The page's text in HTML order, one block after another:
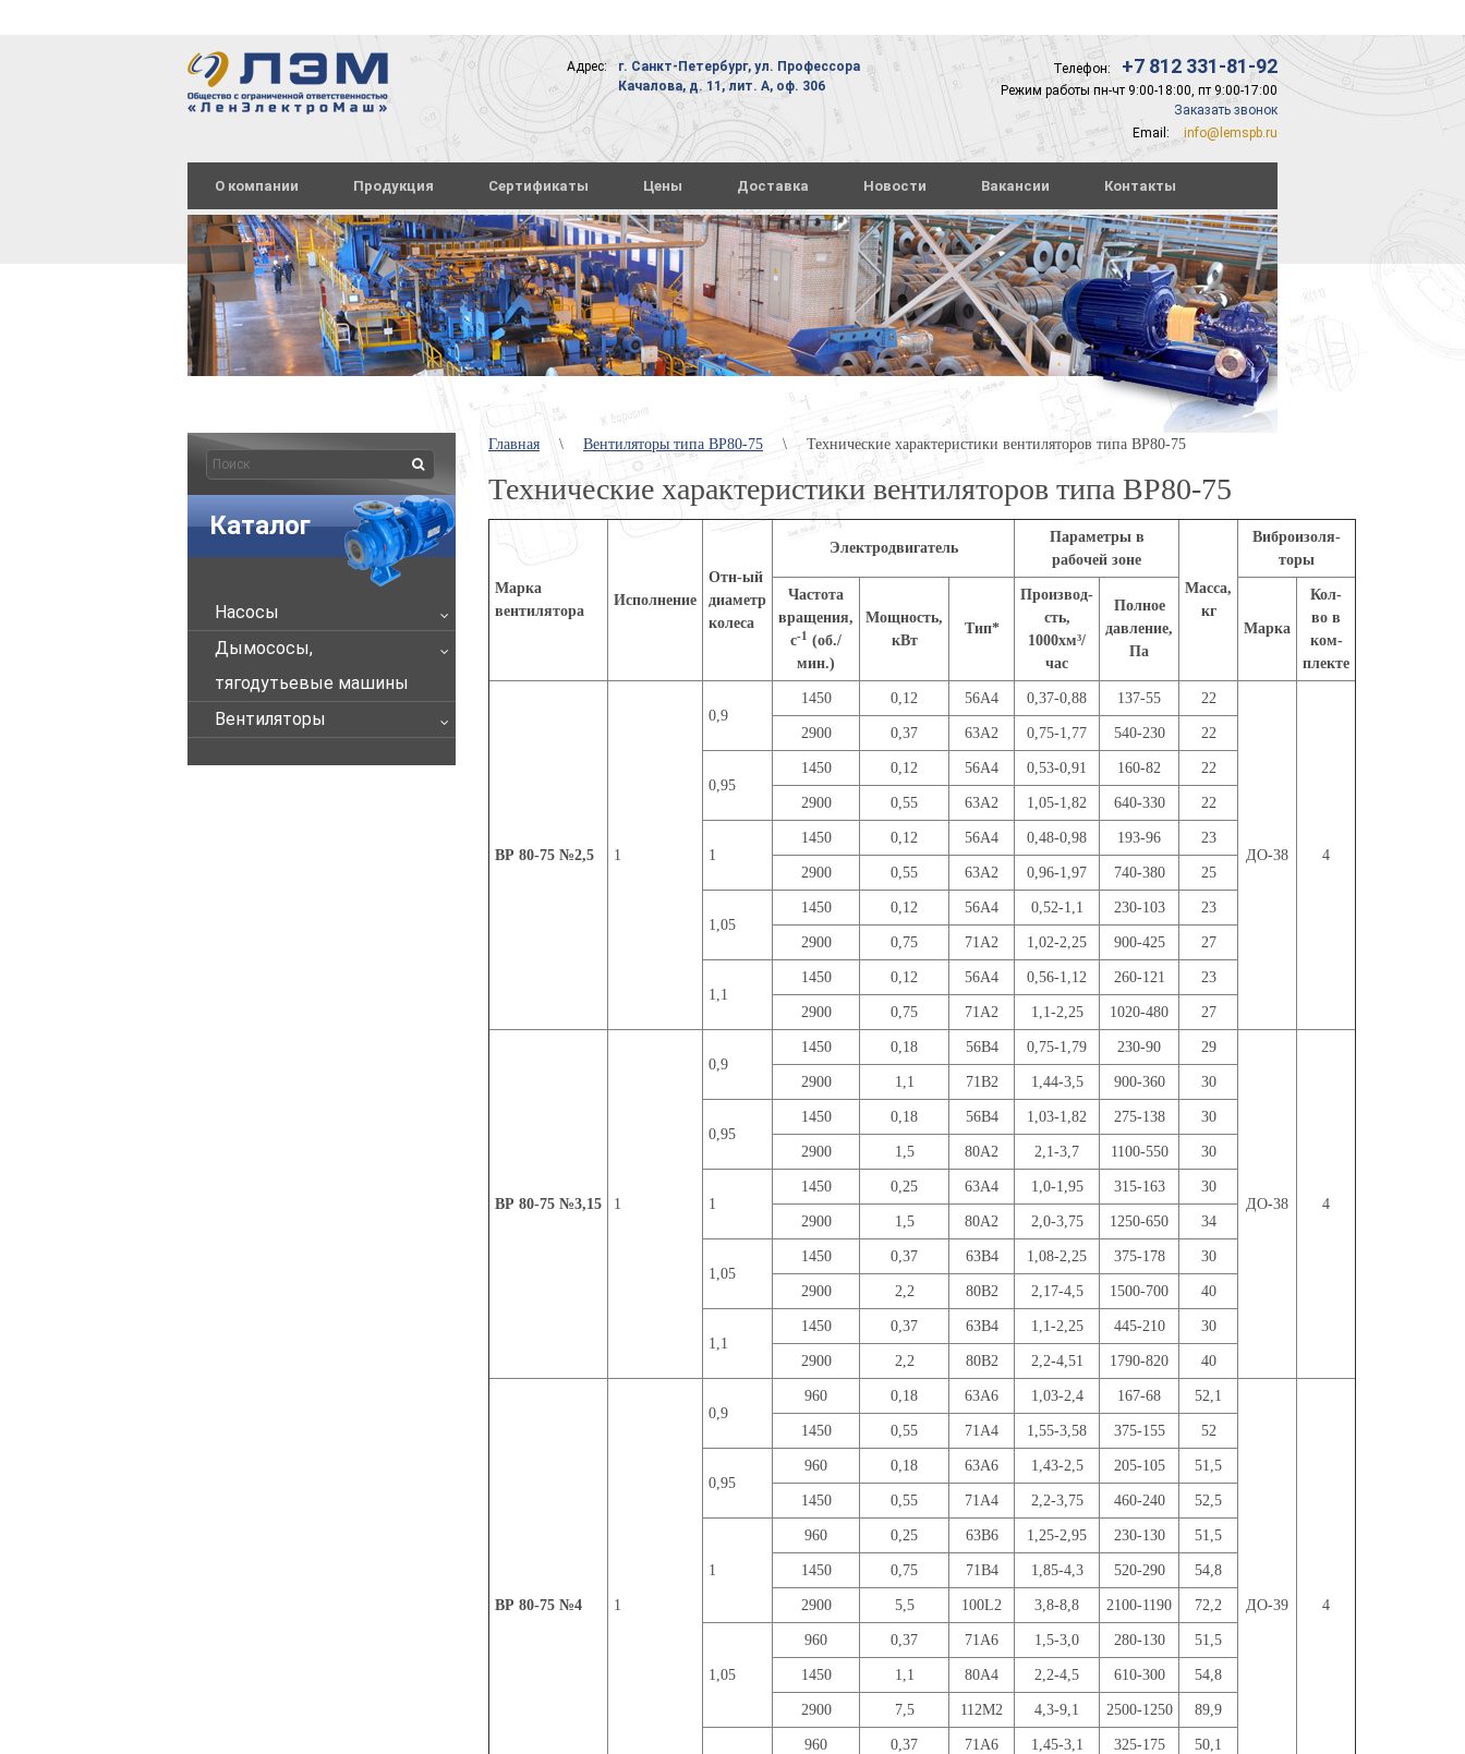
Адрес:
г. Санкт-Петербург, ул. Профессора
Качалова, д. 11, лит. А, оф. 306
Телефон: +7 812 331-81-92
Режим работы пн-чт 9:00-18:00, пт 9:00-17:00
Заказать звонок
Email:
info@lemspb.ru
О компании Продукция Сертификаты Цены Доставка Новости Вакансии Контакты
Каталог
Насосы
Дымососы,
тягодутьевые машины
Вентиляторы
Главная \ Вентиляторы типа ВР80-75 \ Технические характеристики вентиляторов типа ВР80-75
Технические характеристики вентиляторов типа ВР80-75
Марка
вентилятора
Исполнение
Отн-ый
диаметр
колеса
Электродвигатель
Параметры в
рабочей зоне
Масса,
кг
Виброизоля-
торы
Частота
вращения,
с-1
(об./
мин.)
Мощность,
кВт
Тип*
Производ-
сть,
1000хм³/
час
Полное
давление,
Па
Марка
Кол-
во в
ком-
плекте
ВР 80-75 №2,5 1
0,9
1450 0,12 56А4 0,37-0,88 137-55 22
ДО-38 4
2900 0,37 63А2 0,75-1,77 540-230 22
0,95
1450 0,12 56А4 0,53-0,91 160-82 22
2900 0,55 63А2 1,05-1,82 640-330 22
1
1450 0,12 56А4 0,48-0,98 193-96 23
2900 0,55 63А2 0,96-1,97 740-380 25
1,05
1450 0,12 56А4 0,52-1,1 230-103 23
2900 0,75 71А2 1,02-2,25 900-425 27
1,1
1450 0,12 56А4 0,56-1,12 260-121 23
2900 0,75 71А2 1,1-2,25 1020-480 27
ВР 80-75 №3,15 1
0,9
1450 0,18 56В4 0,75-1,79 230-90 29
ДО-38 4
2900 1,1 71В2 1,44-3,5 900-360 30
0,95
1450 0,18 56В4 1,03-1,82 275-138 30
2900 1,5 80А2 2,1-3,7 1100-550 30
1
1450 0,25 63А4 1,0-1,95 315-163 30
2900 1,5 80А2 2,0-3,75 1250-650 34
1,05
1450 0,37 63В4 1,08-2,25 375-178 30
2900 2,2 80В2 2,17-4,5 1500-700 40
1,1
1450 0,37 63В4 1,1-2,25 445-210 30
2900 2,2 80В2 2,2-4,51 1790-820 40
ВР 80-75 №4 1
0,9
960 0,18 63А6 1,03-2,4 167-68 52,1
ДО-39 4
1450 0,55 71А4 1,55-3,58 375-155 52
0,95
960 0,18 63А6 1,43-2,5 205-105 51,5
1450 0,55 71А4 2,2-3,75 460-240 52,5
1
960 0,25 63В6 1,25-2,95 230-130 51,5
1450 0,75 71В4 1,85-4,3 520-290 54,8
2900 5,5 100L2 3,8-8,8 2100-1190 72,2
1,05
960 0,37 71A6 1,5-3,0 280-130 51,5
1450 1,1 80A4 2,2-4,5 610-300 54,8
2900 7,5 112M2 4,3-9,1 2500-1250 89,9
960 0,37 71A6 1,45-3,1 325-175 50,1